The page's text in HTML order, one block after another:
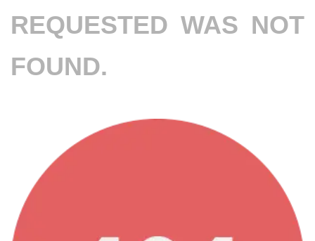
REQUESTED WAS NOT
FOUND.